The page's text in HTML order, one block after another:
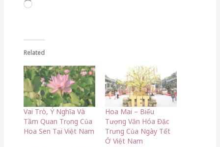
Đang
Related
Vai Trò, Ý Nghĩa Và
Tầm Quan Trọng Của
Hoa Sen Tại Việt Nam
Hoa Mai – Biểu
Tượng Văn Hóa Đặc
Trưng Của Ngày Tết
Ở Việt Nam